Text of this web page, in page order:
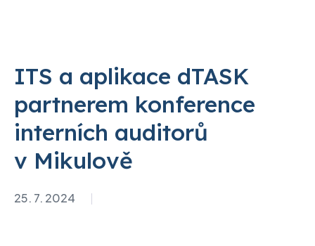
ITS a aplikace dTASK
partnerem konference
interních auditorů
v Mikulově
25. 7. 2024